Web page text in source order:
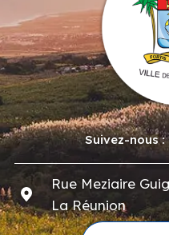
Suivez-nous :
Rue Meziaire
La Réunion